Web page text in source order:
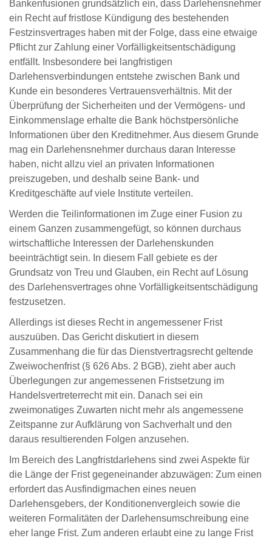
Bankenfusionen grundsätzlich ein, dass Darlehensnehmer
ein Recht auf fristlose Kündigung des bestehenden
Festzinsvertrages haben mit der Folge, dass eine etwaige
Pflicht zur Zahlung einer Vorfälligkeitsentschädigung
entfällt. Insbesondere bei langfristigen
Darlehensverbindungen entstehe zwischen Bank und
Kunde ein besonderes Vertrauensverhältnis. Mit der
Überprüfung der Sicherheiten und der Vermögens- und
Einkommenslage erhalte die Bank höchstpersönliche
Informationen über den Kreditnehmer. Aus diesem Grunde
mag ein Darlehensnehmer durchaus daran Interesse
haben, nicht allzu viel an privaten Informationen
preiszugeben, und deshalb seine Bank- und
Kreditgeschäfte auf viele Institute verteilen.
Werden die Teilinformationen im Zuge einer Fusion zu
einem Ganzen zusammengefügt, so können durchaus
wirtschaftliche Interessen der Darlehenskunden
beeinträchtigt sein. In diesem Fall gebiete es der
Grundsatz von Treu und Glauben, ein Recht auf Lösung
des Darlehensvertrages ohne Vorfälligkeitsentschädigung
festzusetzen.
Allerdings ist dieses Recht in angemessener Frist
auszuüben. Das Gericht diskutiert in diesem
Zusammenhang die für das Dienstvertragsrecht geltende
Zweiwochenfrist (§ 626 Abs. 2 BGB), zieht aber auch
Überlegungen zur angemessenen Fristsetzung im
Handelsvertreterrecht mit ein. Danach sei ein
zweimonatiges Zuwarten nicht mehr als angemessene
Zeitspanne zur Aufklärung von Sachverhalt und den
daraus resultierenden Folgen anzusehen.
Im Bereich des Langfristdarlehens sind zwei Aspekte für
die Länge der Frist gegeneinander abzuwägen: Zum einen
erfordert das Ausfindigmachen eines neuen
Darlehensgebers, der Konditionenvergleich sowie die
weiteren Formalitäten der Darlehensumschreibung eine
eher lange Frist. Zum anderen erlaubt eine zu lange Frist